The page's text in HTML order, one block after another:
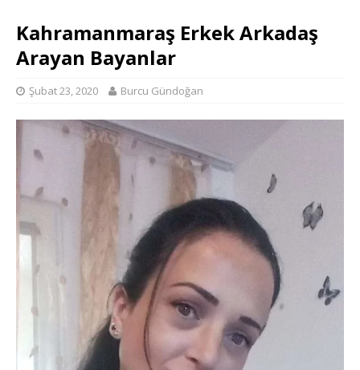
Kahramanmaraş Erkek Arkadaş
Arayan Bayanlar
Şubat 23, 2020 Burcu Gündoğan